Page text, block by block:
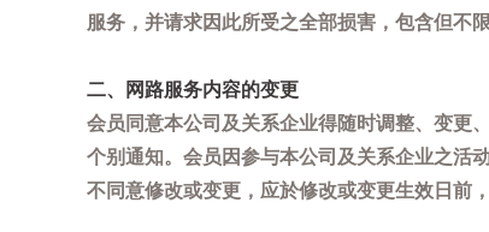
服务，并请求因此所受之全部损害，包含但不
二、网路服务内容的变更
会员同意本公司及关系企业得随时调整、变更
个别通知。会员因参与本公司及关系企业之活
不同意修改或变更，应於修改或变更生效日前